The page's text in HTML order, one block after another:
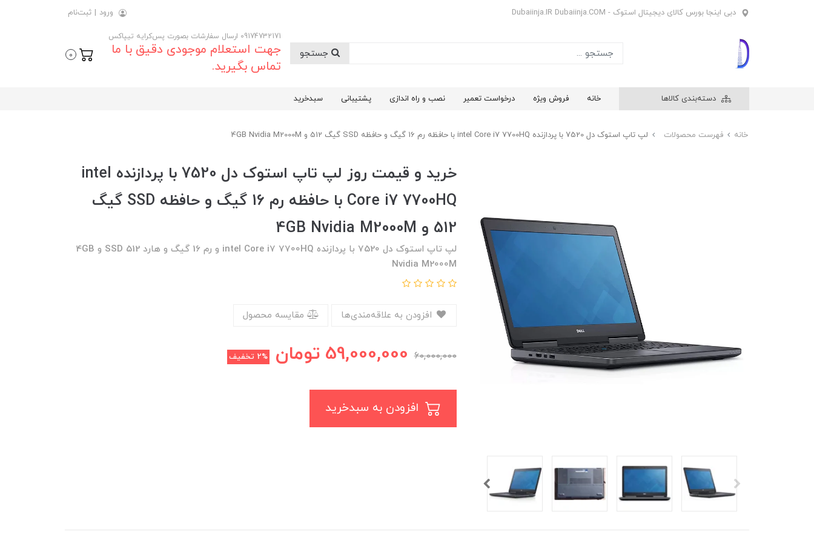
دبی اینجا بورس کالای دیجیتال استوک - Dubaiinja.IR Dubaiinja.COM ورود | ثبت‌نام
09174732171 ارسال سفارشات بصورت پس‌کرایه تیپاکس
جهت استعلام موجودی دقیق با ما
تماس بگیرید.
0
دسته‌بندی کالاها خانه فروش ویژه درخواست تعمیر نصب و راه اندازی پشتیبانی سبدخرید
خانه فهرست محصولات لپ تاپ استوک دل 7520 با پردازنده intel Core i7 7700HQ با حافظه رم 16 گیگ و حافظه SSD گیگ 512 و 4GB Nvidia M2000M
خرید و قیمت روز لپ تاپ استوک دل 7520 با پردازنده intel
Core i7 7700HQ با حافظه رم 16 گیگ و حافظه SSD گیگ
512 و 4GB Nvidia M2000M
لپ تاپ استوک دل 7520 با پردازنده intel Core i7 7700HQ و رم 16 گیگ و هارد 512 SSD و 4GB
Nvidia M2000M
مقایسه محصول
60,000,000
59,000,000 تومان 2% تخفیف